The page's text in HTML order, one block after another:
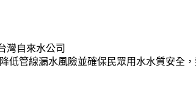
灣自來水公司
低管線漏水風險並確保民眾用水水質安全